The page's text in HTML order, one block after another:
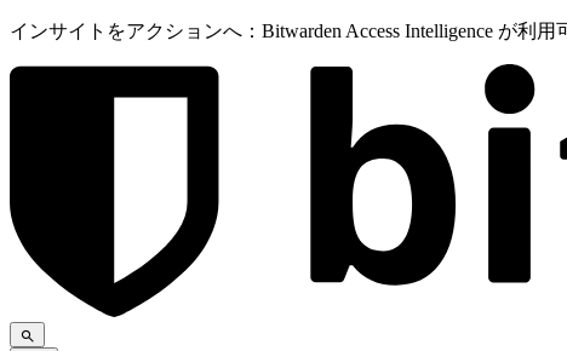
インサイトをアクションへ：Bitwarden Access Intelligence が利用